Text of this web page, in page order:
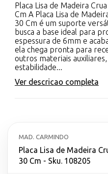
Placa Lisa de Madeira
Cm A Placa Lisa de
30 Cm é um suporte
busca a base ideal para
espessura de 6mm e
ela chega pronta para
outros materiais
estabilidade...
Ver descricao completa
MAD. CARMINDO
Placa Lisa de Madeira
30 Cm - Sku. 108205